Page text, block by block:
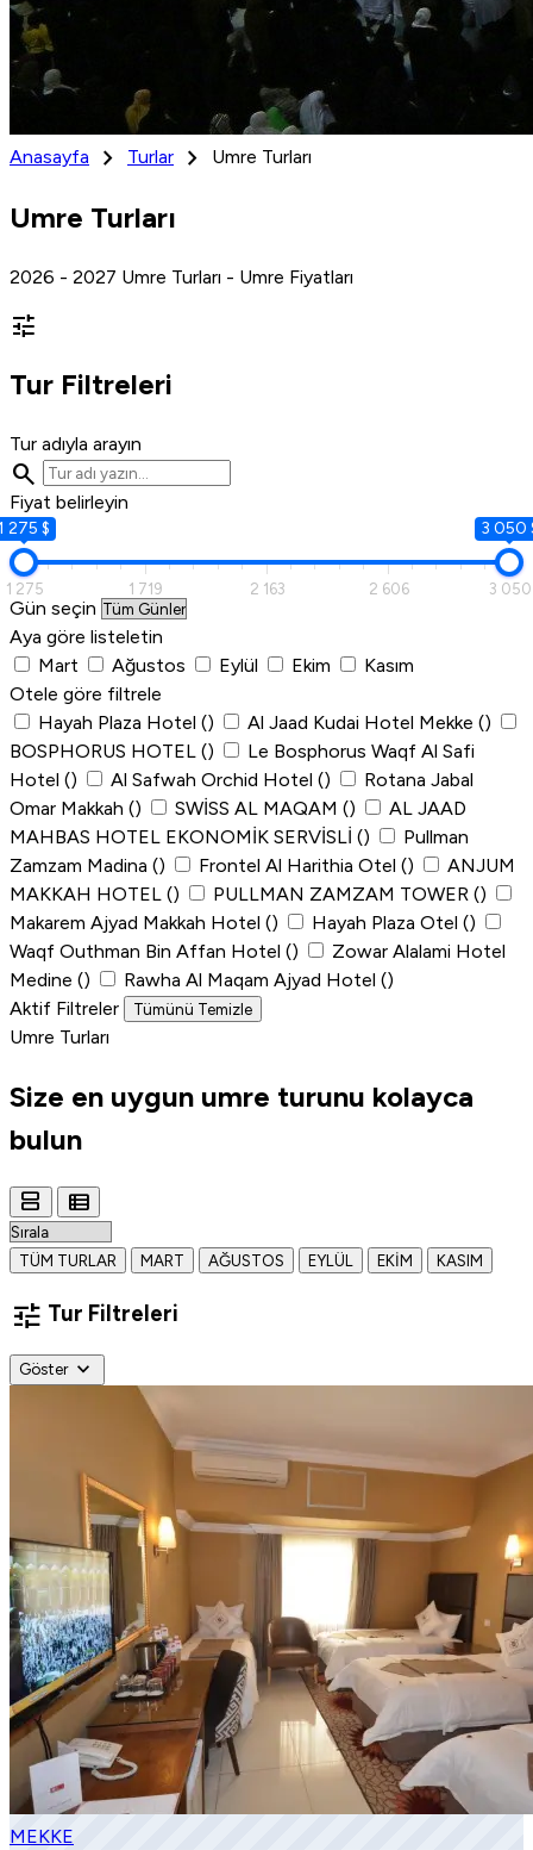
Anasayfa chevron_right Turlar chevron_right Umre Turları
Umre Turları
2026 - 2027 Umre Turları - Umre Fiyatları
tune
Tur Filtreleri
Tur adıyla arayın
search
Fiyat belirleyin
275 $ 3 050
1 275 1 719 2 163 2 606 3 050
Gün seçin
Aya göre listeletin
Mart
Ağustos Eylül Ekim
Kasım
Otele göre filtrele
Hayah Plaza Hotel () Al Jaad Kudai Hotel Mekke ()
BOSPHORUS HOTEL ()
Le Bosphorus Waqf Al Safi
Hotel () Al Safwah Orchid Hotel ()
Rotana Jabal
Omar Makkah () SWİSS AL MAQAM ()
AL JAAD
MAHBAS HOTEL EKONOMİK SERVİSLİ ()
Pullman
Zamzam Madina () Frontel Al Harithia Otel ()
ANJUM
MAKKAH HOTEL () PULLMAN ZAMZAM TOWER ()
Makarem Ajyad Makkah Hotel () Hayah Plaza Otel ()
Waqf Outhman Bin Affan Hotel ()
Zowar Alalami Hotel
Medine () Rawha Al Maqam Ajyad Hotel ()
Aktif Filtreler
Tümünü Temizle
Umre Turları
Size en uygun umre turunu kolayca
bulun
view_agenda view_list
TÜM TURLAR MART AĞUSTOS EYLÜL EKIM KASIM
tune Tur Filtreleri
Göster expand_more
MEKKE